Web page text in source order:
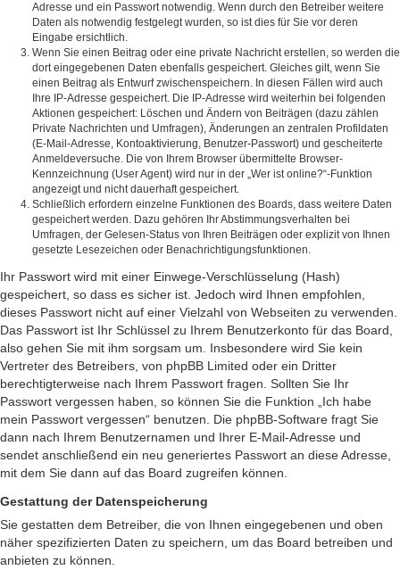
Adresse und ein Passwort notwendig. Wenn durch den Betreiber weitere
Daten als notwendig festgelegt wurden, so ist dies für Sie vor deren
Eingabe ersichtlich.
Wenn Sie einen Beitrag oder eine private Nachricht erstellen, so werden die
dort eingegebenen Daten ebenfalls gespeichert. Gleiches gilt, wenn Sie
einen Beitrag als Entwurf zwischenspeichern. In diesen Fällen wird auch
Ihre IP-Adresse gespeichert. Die IP-Adresse wird weiterhin bei folgenden
Aktionen gespeichert: Löschen und Ändern von Beiträgen (dazu zählen
Private Nachrichten und Umfragen), Änderungen an zentralen Profildaten
(E-Mail-Adresse, Kontoaktivierung, Benutzer-Passwort) und gescheiterte
Anmeldeversuche. Die von Ihrem Browser übermittelte Browser-
Kennzeichnung (User Agent) wird nur in der „Wer ist online?“-Funktion
angezeigt und nicht dauerhaft gespeichert.
Schließlich erfordern einzelne Funktionen des Boards, dass weitere Daten
gespeichert werden. Dazu gehören Ihr Abstimmungsverhalten bei
Umfragen, der Gelesen-Status von Ihren Beiträgen oder explizit von Ihnen
gesetzte Lesezeichen oder Benachrichtigungsfunktionen.
Ihr Passwort wird mit einer Einwege-Verschlüsselung (Hash)
gespeichert, so dass es sicher ist. Jedoch wird Ihnen empfohlen,
dieses Passwort nicht auf einer Vielzahl von Webseiten zu verwenden.
Das Passwort ist Ihr Schlüssel zu Ihrem Benutzerkonto für das Board,
also gehen Sie mit ihm sorgsam um. Insbesondere wird Sie kein
Vertreter des Betreibers, von phpBB Limited oder ein Dritter
berechtigterweise nach Ihrem Passwort fragen. Sollten Sie Ihr
Passwort vergessen haben, so können Sie die Funktion „Ich habe
mein Passwort vergessen“ benutzen. Die phpBB-Software fragt Sie
dann nach Ihrem Benutzernamen und Ihrer E-Mail-Adresse und
sendet anschließend ein neu generiertes Passwort an diese Adresse,
mit dem Sie dann auf das Board zugreifen können.
Gestattung der Datenspeicherung
Sie gestatten dem Betreiber, die von Ihnen eingegebenen und oben
näher spezifizierten Daten zu speichern, um das Board betreiben und
anbieten zu können.